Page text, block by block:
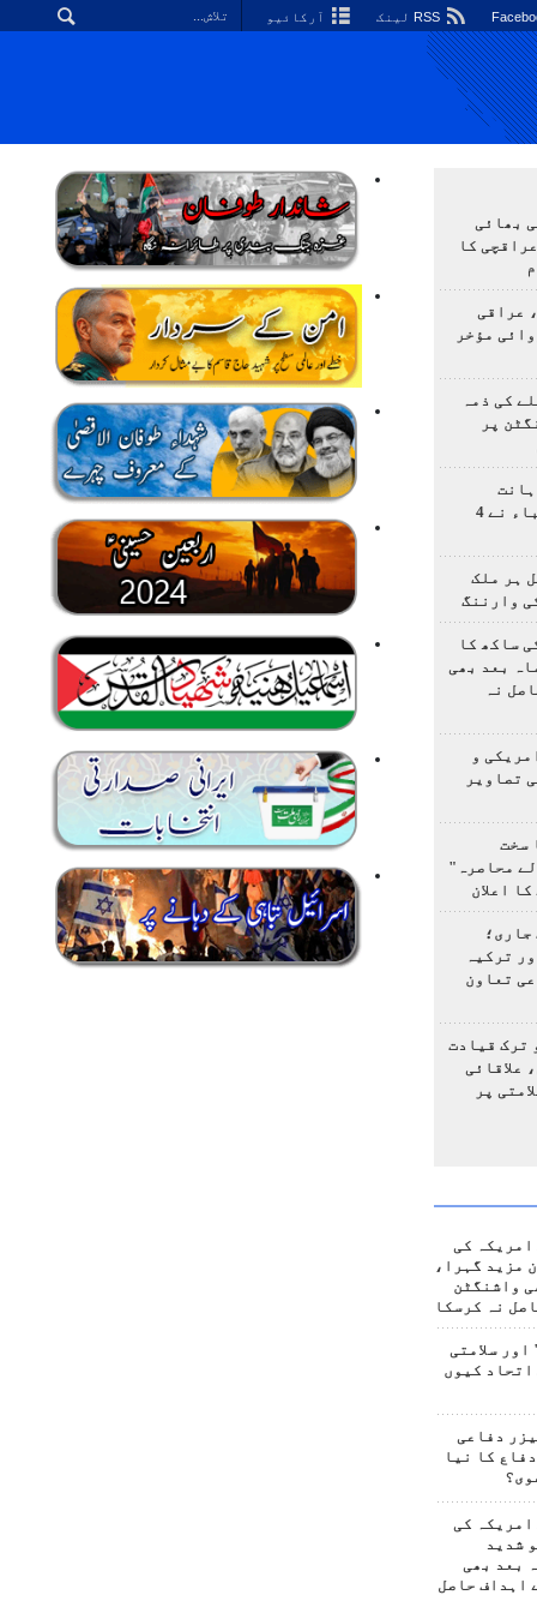
آرکائیو
بھائی
کا
عراقی
مؤخر
کی ذمہ
پر
اولمپیاڈ؛ ایرانی طلباء نے 4
ہر ملک
وارننگ
ساکھ کا
بعد بھی
نہ
و
تصاویر
سخت
محاصرہ"
اعلان
جاری؛
ترکیہ
تعاون
ترک قیادت
علاقائی
پر
امریکہ کی
مزید گہرا،
واشنگٹن
نہ کرسکا
سلامتی
اتحاد کیوں
دفاعی
کا نیا
امریکہ کی
شدید
بعد بھی
اہداف حاصل